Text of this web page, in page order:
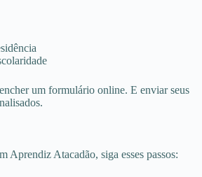
um formulário online. E enviar seus
Aprendiz Atacadão, siga esses passos: